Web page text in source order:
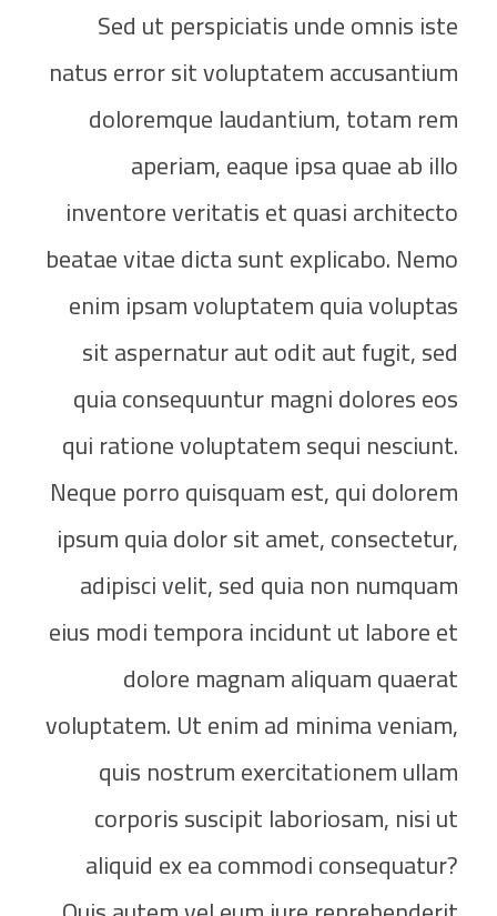
Sed ut perspiciatis unde omnis iste
natus error sit voluptatem accusantium
doloremque laudantium, totam rem
aperiam, eaque ipsa quae ab illo
inventore veritatis et quasi architecto
beatae vitae dicta sunt explicabo. Nemo
enim ipsam voluptatem quia voluptas
sit aspernatur aut odit aut fugit, sed
quia consequuntur magni dolores eos
qui ratione voluptatem sequi nesciunt.
Neque porro quisquam est, qui dolorem
ipsum quia dolor sit amet, consectetur,
adipisci velit, sed quia non numquam
eius modi tempora incidunt ut labore et
dolore magnam aliquam quaerat
voluptatem. Ut enim ad minima veniam,
quis nostrum exercitationem ullam
corporis suscipit laboriosam, nisi ut
aliquid ex ea commodi consequatur?